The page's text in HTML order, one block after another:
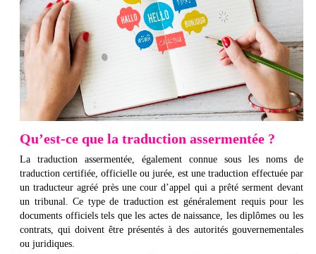
Qu’est-ce que la traduction assermentée ?
La traduction assermentée, également connue sous les noms de
traduction certifiée, officielle ou jurée, est une traduction effectuée par
un traducteur agréé près une cour d’appel qui a prêté serment devant
un tribunal. Ce type de traduction est généralement requis pour les
documents officiels tels que les actes de naissance, les diplômes ou les
contrats, qui doivent être présentés à des autorités gouvernementales
ou juridiques.